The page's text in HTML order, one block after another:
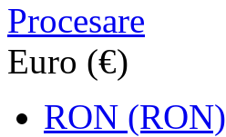
Procesare
Euro (€)
RON (RON)